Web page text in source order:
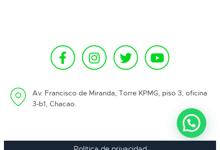
Av. Francisco de Miranda, Torre KPMG, piso 3, oficina
3-b1, Chacao.